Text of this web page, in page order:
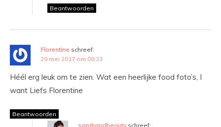
Beantwoorden
Florentine schreef:
29 mei 2017 om 08:33
Héél erg leuk om te zien. Wat een heerlijke food foto’s, I
want Liefs Florentine
Beantwoorden
sarahandbeauty schreef: